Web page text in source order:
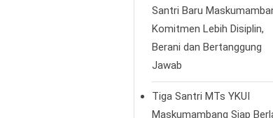
Santri Baru
Komitmen Lebih Disiplin,
Berani dan Bertanggung
Jawab
Tiga Santri MTs YKUI
Maskumambang Siap